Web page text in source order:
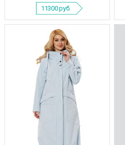
11300руб.